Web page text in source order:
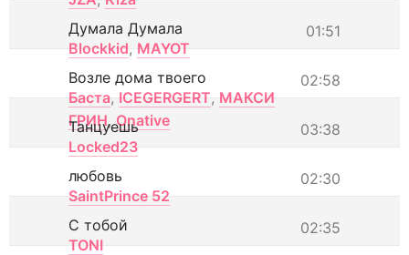
01:51
Думала Думала
Blockkid, MAYOT
02:58
Возле дома твоего
Баста, ICEGERGERT, МАКСИ
ГРИН, Onative 03:38
Танцуешь
Locked23
02:30
любовь
SaintPrince 52
02:35
С тобой
TONI